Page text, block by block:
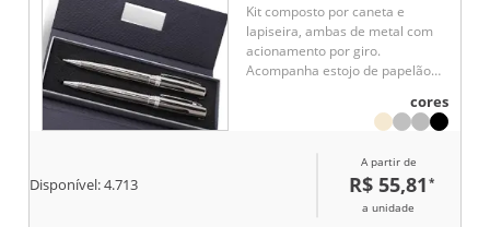
Kit composto por caneta e
lapiseira, ambas de metal com
acionamento por giro.
Acompanha estojo de papelão
cores
Disponível:4.713
A partir de
R$ 55,81 *
a unidade